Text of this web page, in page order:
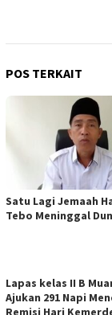
POS TERKAIT
Satu Lagi Jemaah
Tebo Meninggal
Lapas kelas II B
Ajukan 291 Napi
Remisi Hari